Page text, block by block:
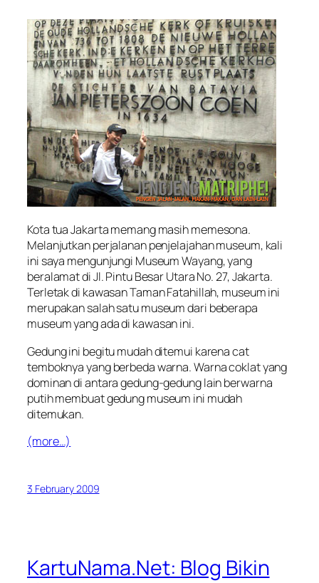
Kota tua Jakarta memang masih memesona.
Melanjutkan perjalanan penjelajahan museum, kali
ini saya mengunjungi Museum Wayang, yang
beralamat di Jl. Pintu Besar Utara No. 27, Jakarta.
Terletak di kawasan Taman Fatahillah, museum ini
merupakan salah satu museum dari beberapa
museum yang ada di kawasan ini.
Gedung ini begitu mudah ditemui karena cat
temboknya yang berbeda warna. Warna coklat yang
dominan di antara gedung-gedung lain berwarna
putih membuat gedung museum ini mudah
ditemukan.
(more…)
3 February 2009
KartuNama.Net: Blog Bikin